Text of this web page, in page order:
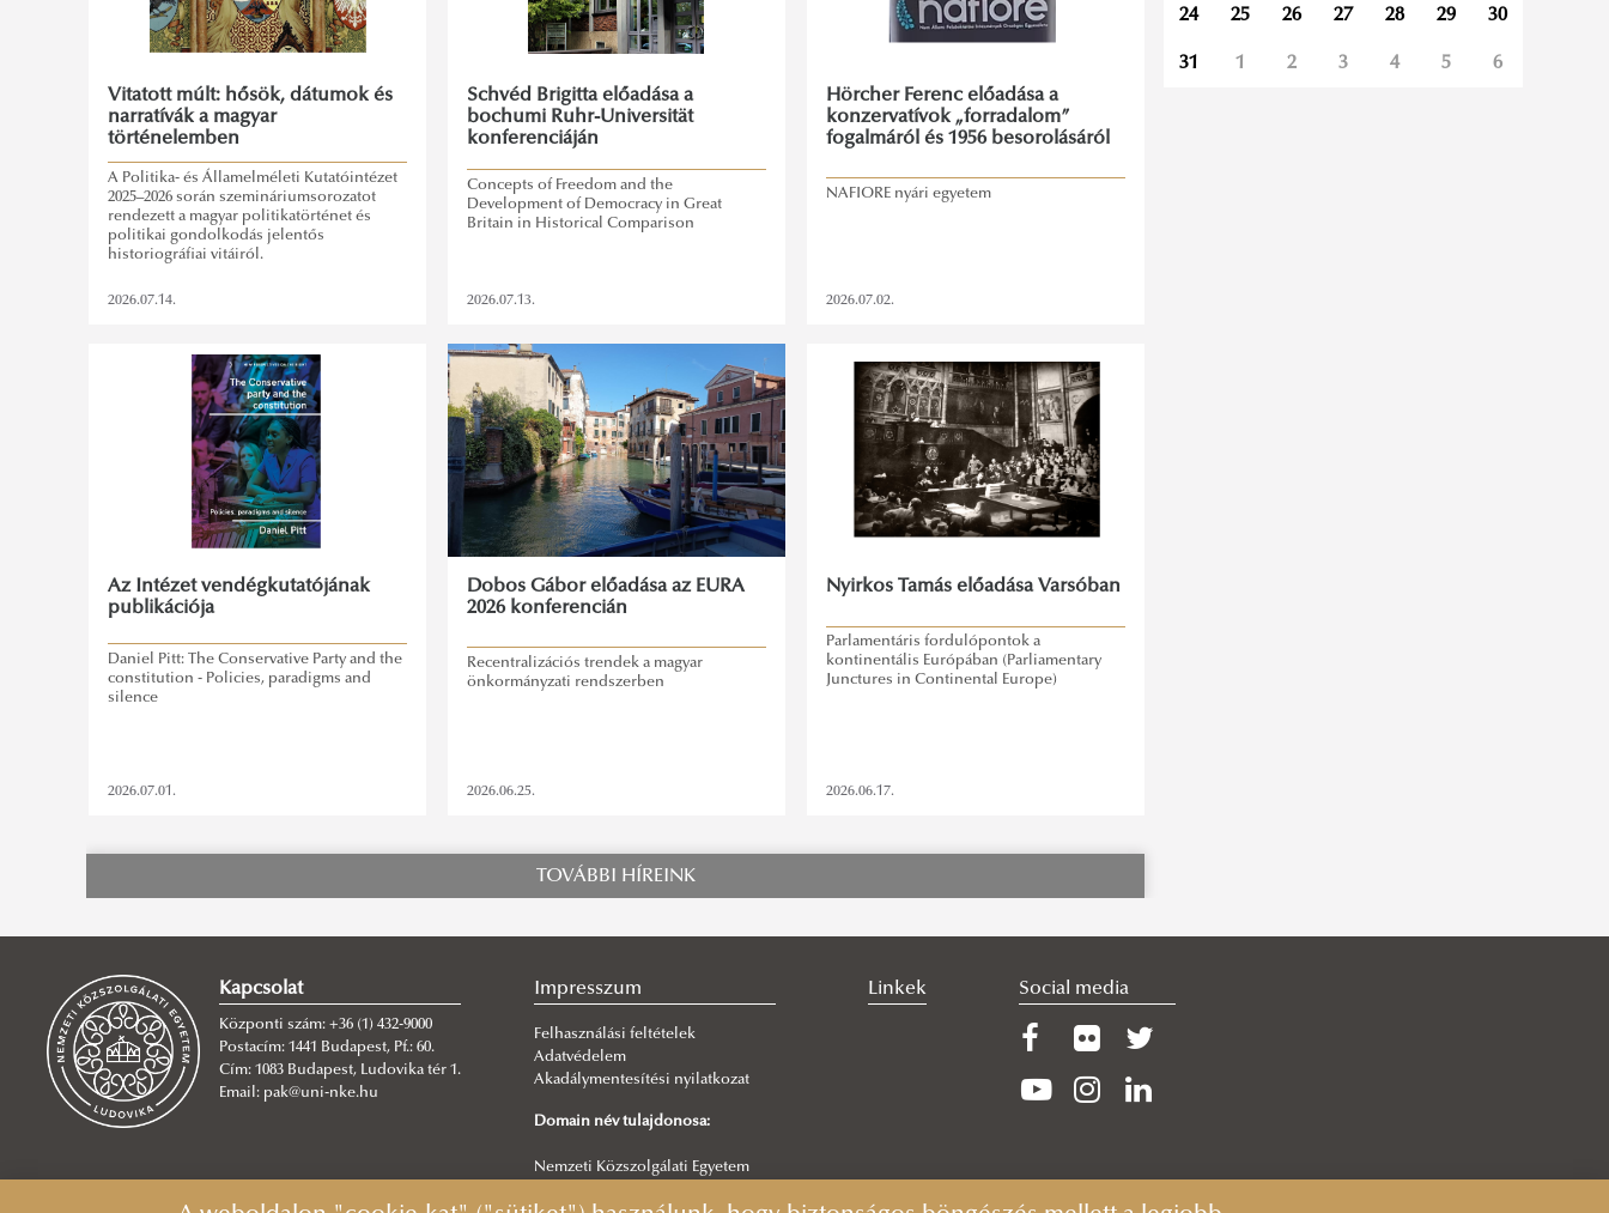
Vitatott múlt: hősök, dátumok és
narratívák a magyar
történelemben
A Politika- és Államelméleti Kutatóintézet
2025–2026 során szemináriumsorozatot
rendezett a magyar politikatörténet és
politikai gondolkodás jelentős
historiográfiai vitáiról.
2026.07.14.
Schvéd Brigitta előadása a
bochumi Ruhr-Universität
konferenciáján
Concepts of Freedom and the
Development of Democracy in Great
Britain in Historical Comparison
2026.07.13.
Hörcher Ferenc előadása a
konzervatívok „forradalom”
fogalmáról és 1956 besorolásáról
NAFIORE nyári egyetem
2026.07.02.
Az Intézet vendégkutatójának
publikációja
Daniel Pitt: The Conservative Party and the
constitution - Policies, paradigms and
silence
2026.07.01.
Dobos Gábor előadása az EURA
2026 konferencián
Recentralizációs trendek a magyar
önkormányzati rendszerben
2026.06.25.
Nyirkos Tamás előadása Varsóban
Parlamentáris fordulópontok a
kontinentális Európában (Parliamentary
Junctures in Continental Europe)
2026.06.17.
TOVÁBBI HÍREINK
24 25 26 27 28 29 30
31 1 2 3 4 5 6
Kapcsolat
Központi szám: +36 (1) 432-9000
Postacím: 1441 Budapest, Pf.: 60.
Cím: 1083 Budapest, Ludovika tér 1.
Email: pak@uni-nke.hu
Impresszum
Felhasználási feltételek
Adatvédelem
Akadálymentesítési nyilatkozat
Domain név tulajdonosa:
Nemzeti Közszolgálati Egyetem
Linkek Social media